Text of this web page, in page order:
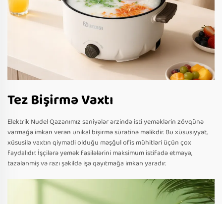
Tez Bişirmə Vaxtı
Elektrik Nudel Qazanımız saniyələr ərzində isti yeməklərin zövqünə
varmağa imkan verən unikal bişirmə sürətinə malikdir. Bu xüsusiyyət,
xüsusilə vaxtın qiymətli olduğu məşğul ofis mühitləri üçün çox
faydalıdır. İşçilərə yemək fasilələrini maksimum istifadə etməyə,
təzələnmiş və razı şəkildə işə qayıtmağa imkan yaradır.